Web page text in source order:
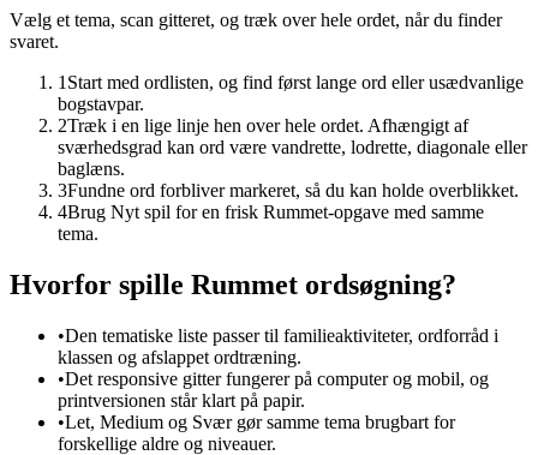
Vælg et tema, scan gitteret, og træk over hele ordet, når du finder
svaret.
1 Start med ordlisten, og find først lange ord eller usædvanlige
bogstavpar.
2Træk i en lige linje hen over hele ordet. Afhængigt af
sværhedsgrad kan ord være vandrette, lodrette, diagonale eller
baglæns.
3Fundne ord forbliver markeret, så du kan holde overblikket.
4Brug Nyt spil for en frisk Rummet-opgave med samme
tema.
Hvorfor spille Rummet ordsøgning?
•Den tematiske liste passer til familieaktiviteter, ordforråd i
klassen og afslappet ordtræning.
•Det responsive gitter fungerer på computer og mobil, og
printversionen står klart på papir.
•Let, Medium og Svær gør samme tema brugbart for
forskellige aldre og niveauer.